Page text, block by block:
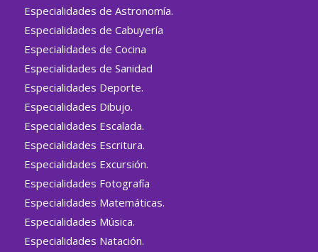
Especialidades de Astronomía.
Especialidades de Cabuyería
Especialidades de Cocina
Especialidades de Sanidad
Especialidades Deporte.
Especialidades Dibujo.
Especialidades Escalada.
Especialidades Escritura.
Especialidades Excursión.
Especialidades Fotografía
Especialidades Matemáticas.
Especialidades Música.
Especialidades Natación.